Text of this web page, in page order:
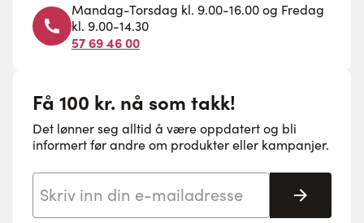
Mandag-Torsdag kl. 9.00-16.00 og Fredag
kl. 9.00-14.30
57 69 46 00
Få 100 kr. nå som takk!
Det lønner seg alltid å være oppdatert og bli
informert før andre om produkter eller kampanjer.